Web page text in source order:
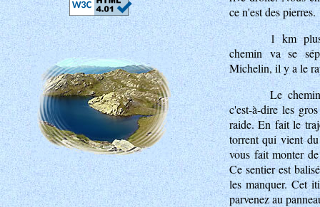
ce n'est des pierres.
1 km
chemin va se
Michelin, il y a le
Le
c'est-à-dire les
raide. En fait le
torrent qui vient
vous fait monter
Ce sentier est
les manquer. Cet
parvenez au